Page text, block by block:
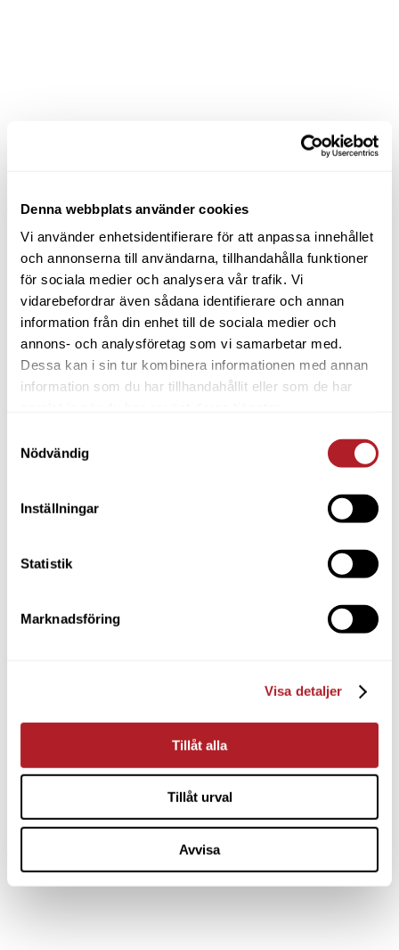
Denna webbplats använder cookies
Vi använder enhetsidentifierare för att anpassa innehållet
och annonserna till användarna, tillhandahålla funktioner
för sociala medier och analysera vår trafik. Vi
vidarebefordrar även sådana identifierare och annan
information från din enhet till de sociala medier och
annons- och analysföretag som vi samarbetar med.
Dessa kan i sin tur kombinera informationen med annan
information som du har tillhandahållit eller som de har
Nödvändig
Inställningar
Statistik
Marknadsföring
Visa detaljer
Tillåt alla
Tillåt urval
Avvisa